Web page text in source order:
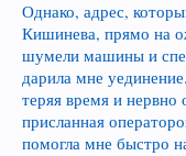
Однако, адрес,
Кишинева, прямо на
шумели машины и
дарила мне
теряя время и нервно
присланная
помогла мне быстро